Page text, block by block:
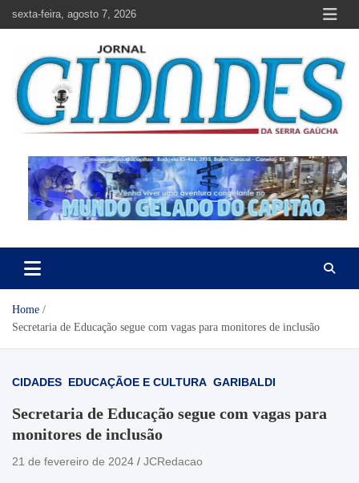
sexta-feira, agosto 7, 2026
Jornal Cidades da Serra Gaúcha
Home
Secretaria de Educação segue com vagas para monitores de inclusão
CIDADES EDUCAÇÃOE E CULTURA GARIBALDI
Secretaria de Educação segue com vagas para
monitores de inclusão
21 de fevereiro de 2024 JCRedacao